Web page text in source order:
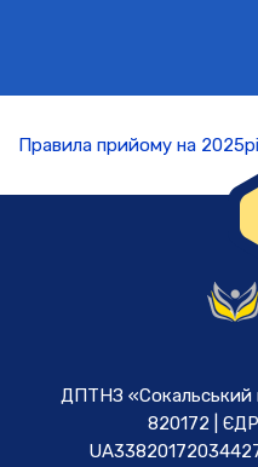
Правила прийому на
ДПТНЗ «Сокальський
820172 |